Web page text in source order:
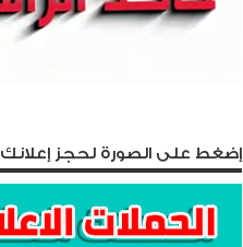
إضغط على الصورة لحجز إعلانك